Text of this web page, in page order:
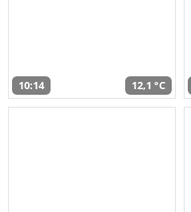
10:14 12,1 °C